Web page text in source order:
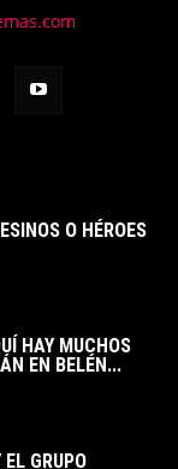
O HÉROES
HAY MUCHOS
EN BELÉN...
GRUPO